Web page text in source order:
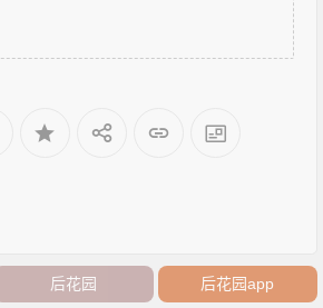
后花园 后花园app